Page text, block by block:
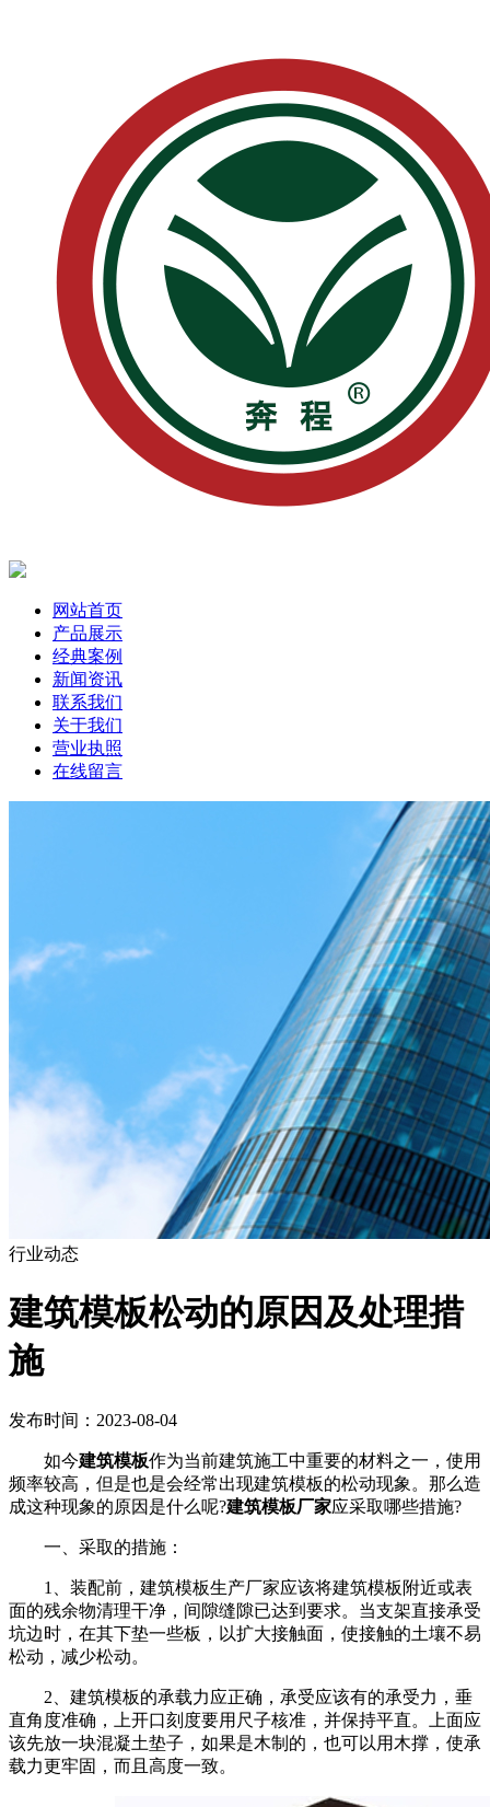
网站首页
产品展示
经典案例
新闻资讯
联系我们
关于我们
营业执照
在线留言
行业动态
建筑模板松动的原因及处理措
施
发布时间：2023-08-04
如今建筑模板作为当前建筑施工中重要的材料之一，使用
频率较高，但是也是会经常出现建筑模板的松动现象。那么造
成这种现象的原因是什么呢?建筑模板厂家应采取哪些措施?
一、采取的措施：
1、装配前，建筑模板生产厂家应该将建筑模板附近或表
面的残余物清理干净，间隙缝隙已达到要求。当支架直接承受
坑边时，在其下垫一些板，以扩大接触面，使接触的土壤不易
松动，减少松动。
2、建筑模板的承载力应正确，承受应该有的承受力，垂
直角度准确，上开口刻度要用尺子核准，并保持平直。上面应
该先放一块混凝土垫子，如果是木制的，也可以用木撑，使承
载力更牢固，而且高度一致。